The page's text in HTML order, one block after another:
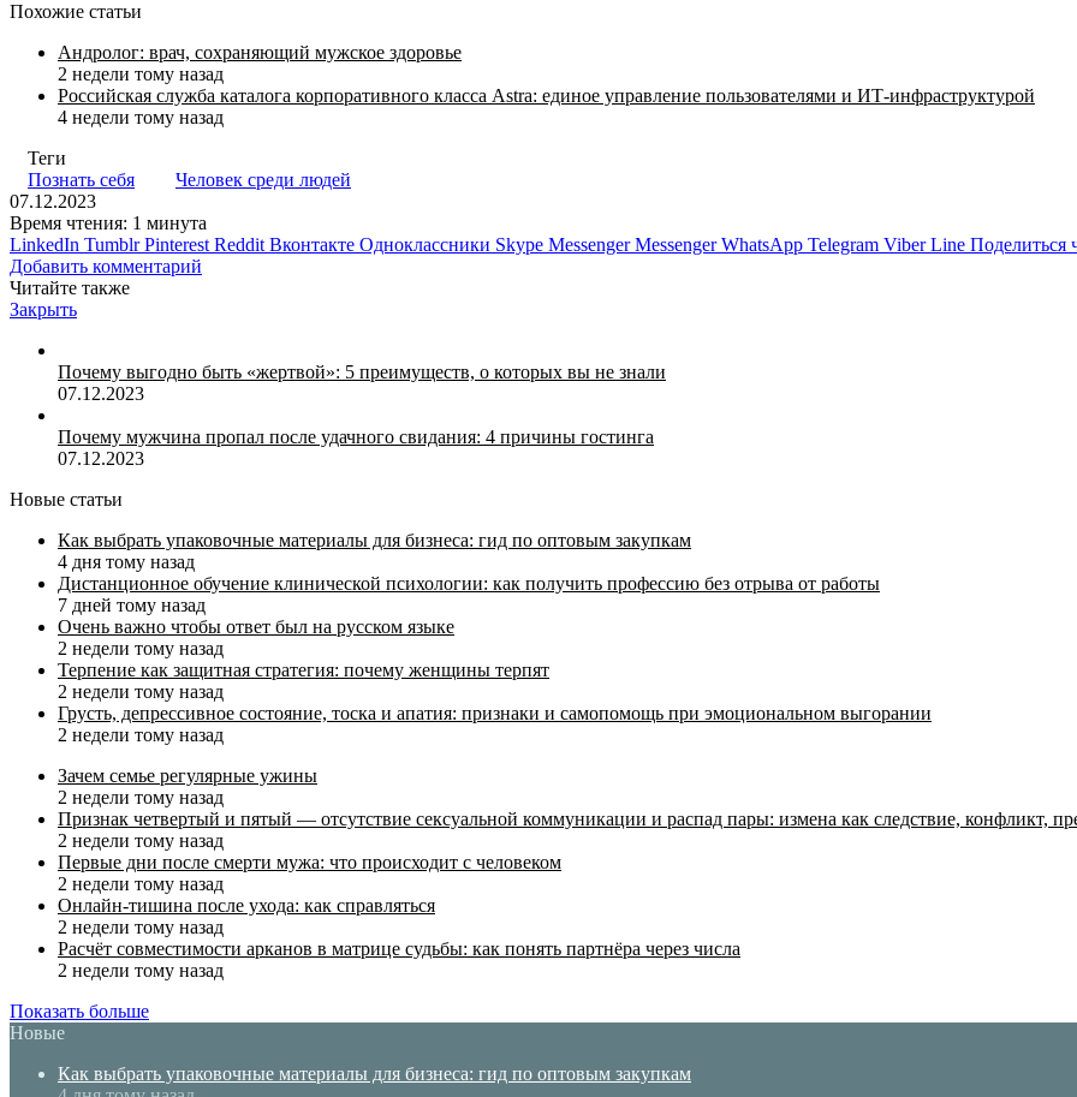
Похожие статьи
Андролог: врач, сохраняющий мужское здоровье
2 недели тому назад
Российская служба каталога корпоративного класса Astra: единое управление пользователями и ИТ-инфраструктурой
4 недели тому назад
Теги
Познать себя
Человек среди людей
07.12.2023
Время чтения: 1 минута
LinkedIn Tumblr Pinterest Reddit Вконтакте Одноклассники Skype Messenger Messenger WhatsApp Telegram Viber Line Поделиться
Добавить комментарий
Читайте также
Закрыть
Почему выгодно быть «жертвой»: 5 преимуществ, о которых вы не знали
07.12.2023
Почему мужчина пропал после удачного свидания: 4 причины гостинга
07.12.2023
Новые статьи
Как выбрать упаковочные материалы для бизнеса: гид по оптовым закупкам
4 дня тому назад
Дистанционное обучение клинической психологии: как получить профессию без отрыва от работы
7 дней тому назад
Очень важно чтобы ответ был на русском языке
2 недели тому назад
Терпение как защитная стратегия: почему женщины терпят
2 недели тому назад
Грусть, депрессивное состояние, тоска и апатия: признаки и самопомощь при эмоциональном выгорании
2 недели тому назад
Зачем семье регулярные ужины
2 недели тому назад
Признак четвертый и пятый — отсутствие сексуальной коммуникации и распад пары: измена как следствие, конфликт,
2 недели тому назад
Первые дни после смерти мужа: что происходит с человеком
2 недели тому назад
Онлайн-тишина после ухода: как справляться
2 недели тому назад
Расчёт совместимости арканов в матрице судьбы: как понять партнёра через числа
2 недели тому назад
Показать больше
Новые
Как выбрать упаковочные материалы для бизнеса: гид по оптовым закупкам